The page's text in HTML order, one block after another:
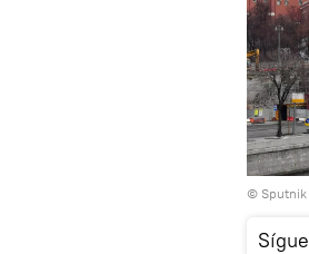
© Sputnik